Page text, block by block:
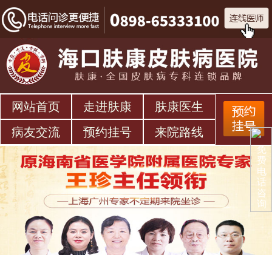
网站首页 走进肤康
肤康医生
病友交流
预约挂号 来院路线
免
费
电
话
咨
询